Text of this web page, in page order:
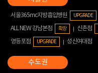
서울365mc지방흡입병원 UPGRADE
ALL NEW 강남본점 확장 신촌점
영등포점
UPGRADE 성신여대점